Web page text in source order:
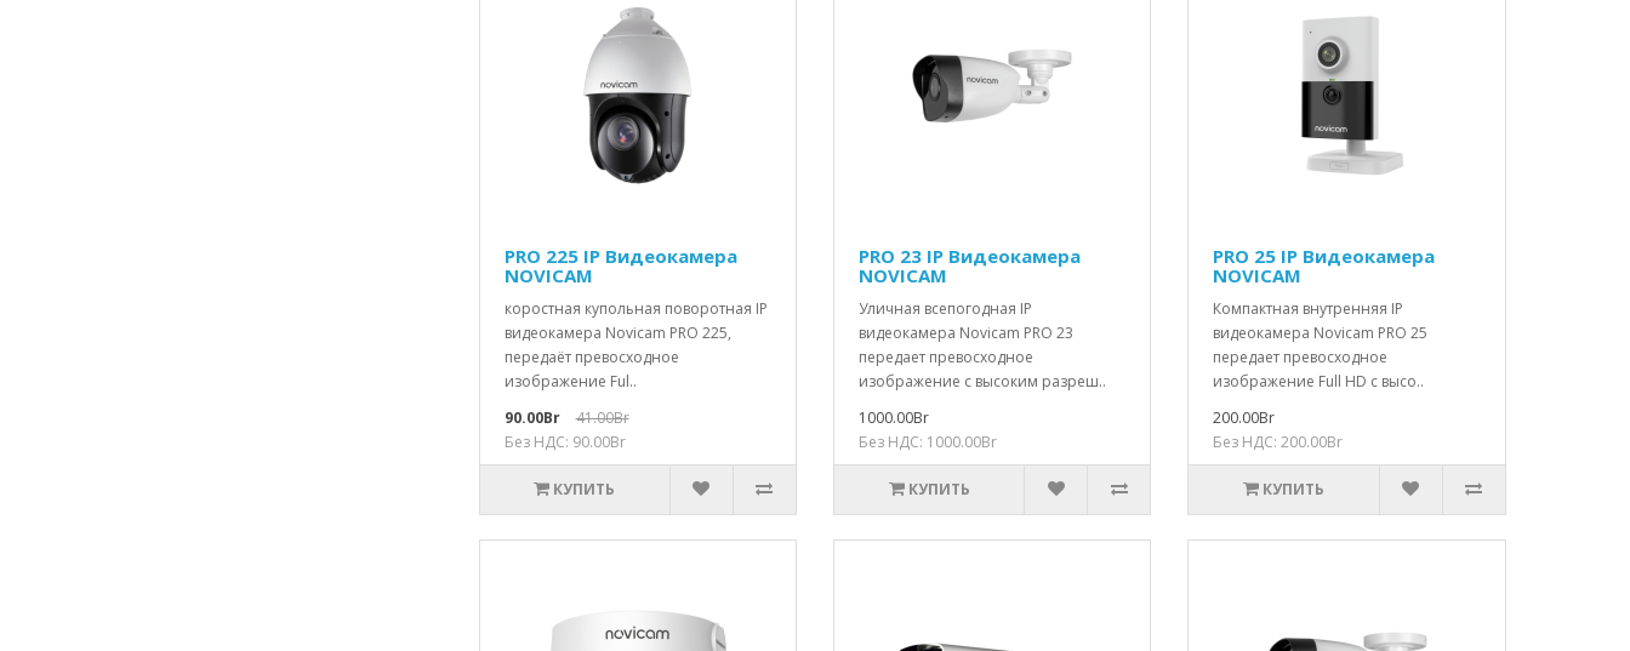
PRO 225 IP Видеокамера
NOVICAM
коростная купольная поворотная IP
видеокамера Novicam PRO 225,
передаёт превосходное
изображение Ful..
90.00Br
41.00Br
Без НДС: 90.00Br
КУПИТЬ
PRO 23 IP Видеокамера
NOVICAM
Уличная всепогодная IP
видеокамера Novicam PRO 23
передает превосходное
изображение с высоким разреш..
1000.00Br
Без НДС: 1000.00Br
КУПИТЬ
PRO 25 IP Видеокамера
NOVICAM
Компактная внутренняя IP
видеокамера Novicam PRO 25
передает превосходное
изображение Full HD с высо..
200.00Br
Без НДС: 200.00Br
КУПИТЬ